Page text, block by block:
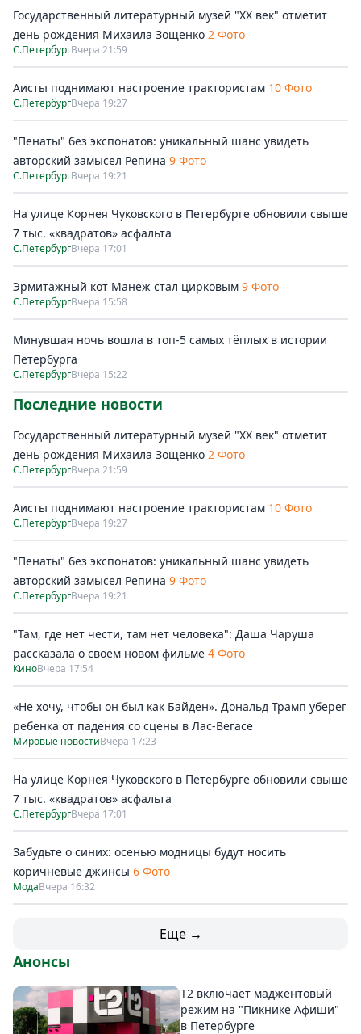
Государственный литературный музей "ХХ век" отметит
день рождения Михаила Зощенко 2 Фото
С.ПетербургВчера 21:59
Аисты поднимают настроение трактористам 10 Фото
С.ПетербургВчера 19:27
"Пенаты" без экспонатов: уникальный шанс увидеть
авторский замысел Репина 9 Фото
С.ПетербургВчера 19:21
На улице Корнея Чуковского в Петербурге обновили свыше
7 тыс. «квадратов» асфальта
С.ПетербургВчера 17:01
Эрмитажный кот Манеж стал цирковым 9 Фото
С.ПетербургВчера 15:58
Минувшая ночь вошла в топ-5 самых тёплых в истории
Петербурга
С.ПетербургВчера 15:22
Последние новости
Государственный литературный музей "ХХ век" отметит
день рождения Михаила Зощенко 2 Фото
С.ПетербургВчера 21:59
Аисты поднимают настроение трактористам 10 Фото
С.ПетербургВчера 19:27
"Пенаты" без экспонатов: уникальный шанс увидеть
авторский замысел Репина 9 Фото
С.ПетербургВчера 19:21
"Там, где нет чести, там нет человека": Даша Чаруша
рассказала о своём новом фильме 4 Фото
КиноВчера 17:54
«Не хочу, чтобы он был как Байден». Дональд Трамп уберег
ребенка от падения со сцены в Лас-Вегасе
Мировые новостиВчера 17:23
На улице Корнея Чуковского в Петербурге обновили свыше
7 тыс. «квадратов» асфальта
С.ПетербургВчера 17:01
Забудьте о синих: осенью модницы будут носить
коричневые джинсы 6 Фото
МодаВчера 16:32
Еще →
Анонсы
Т2 включает маджентовый
режим на "Пикнике Афиши"
в Петербурге